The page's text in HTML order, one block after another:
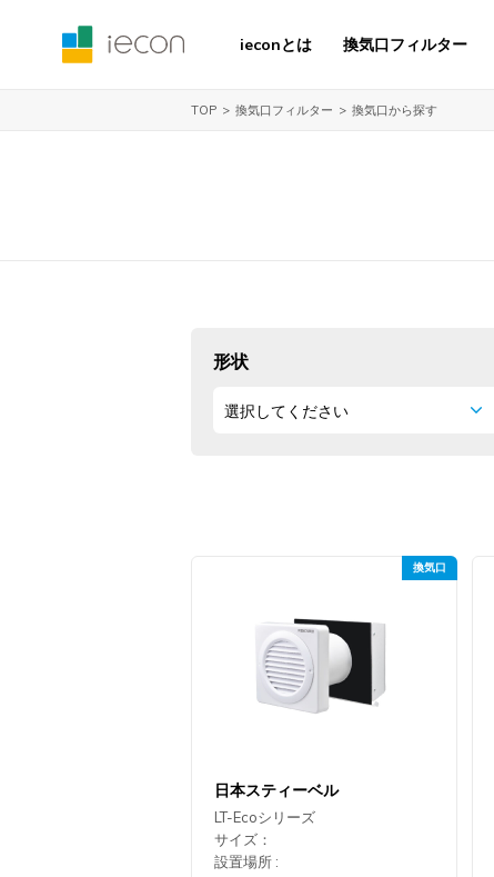
ieconとは 換気口フィルター
TOP 換気口フィルター 換気口から探す
形状
日本スティーベル
LT-Ecoシリーズ
サイズ：
設置場所 :